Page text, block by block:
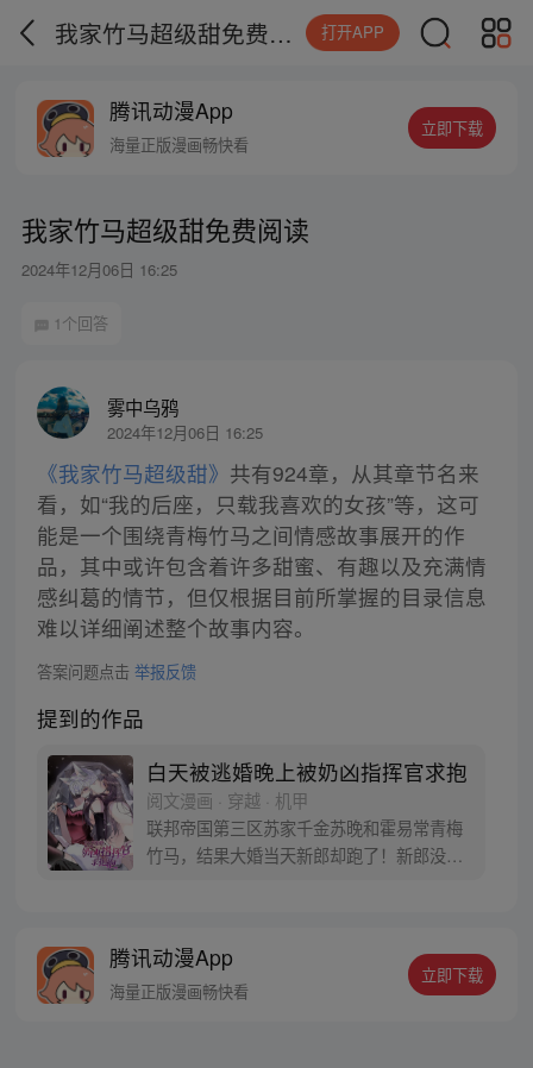
我家竹马超级甜免费阅读 打开APP
腾讯动漫App
海量正版漫画畅快看
立即下载
我家竹马超级甜免费阅读
2024年12月06日 16:25
1个回答
雾中乌鸦
2024年12月06日 16:25
《我家竹马超级甜》 共有924章，从其章节名来
看，如“我的后座，只载我喜欢的女孩”等，这可
能是一个围绕青梅竹马之间情感故事展开的作
品，其中或许包含着许多甜蜜、有趣以及充满情
感纠葛的情节，但仅根据目前所掌握的目录信息
难以详细阐述整个故事内容。
答案问题点击 举报反馈
提到的作品
白天被逃婚晚上被奶凶指挥官求抱
阅文漫画 · 穿越 · 机甲
联邦帝国第三区苏家千金苏晚和霍易常青梅
竹马，结果大婚当天新郎却跑了！新郎没
晚。 苏晚顿时决定，就他了！ 登记结婚，走
完婚礼过场，一气呵成！ 却发现他竟是帝国
腾讯动漫App
海量正版漫画畅快看
立即下载